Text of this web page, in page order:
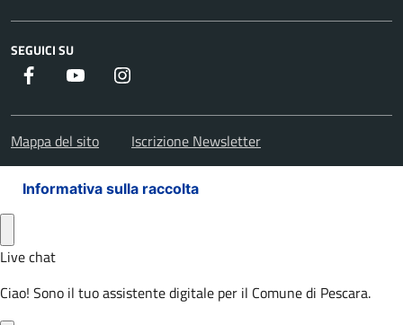
SEGUICI SU
Facebook Youtube
Mappa del sito Iscrizione Newsletter
Informativa sulla raccolta